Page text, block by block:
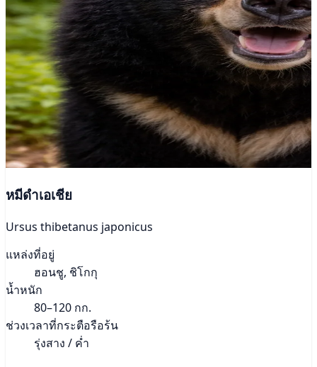
หมีดำเอเชีย
Ursus thibetanus japonicus
แหล่งที่อยู่
ฮอนชู, ชิโกกุ
น้ำหนัก
80–120 กก.
ช่วงเวลาที่กระตือรือร้น
รุ่งสาง / ค่ำ